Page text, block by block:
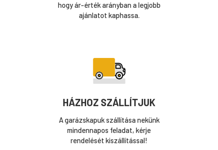
hogy ár-érték arányban a legjobb
ajánlatot kaphassa.
HÁZHOZ SZÁLLÍTJUK
A garázskapuk szállítása nekünk
mindennapos feladat, kérje
rendelését kiszállítással!